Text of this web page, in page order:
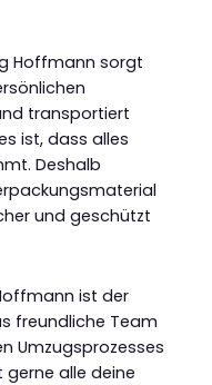
Hoffmann sorgt
transportiert
ist, dass alles
Deshalb
und geschützt
ist der
freundliche Team
Umzugsprozesses
alle deine